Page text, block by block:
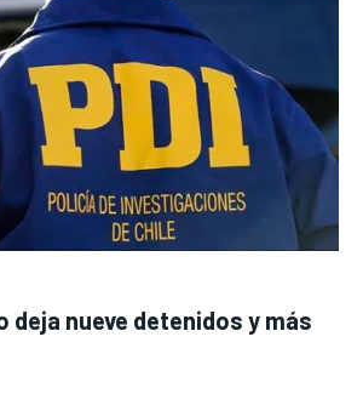
deja nueve detenidos y más